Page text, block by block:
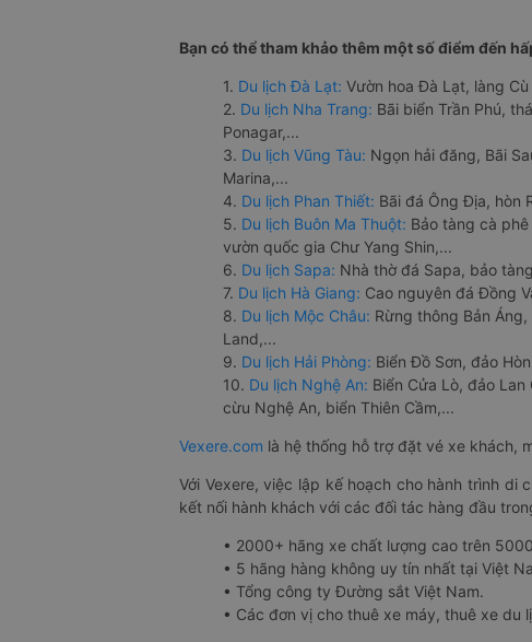
Bạn có thể tham khảo thêm một số điểm đến
1. Du lịch Đà Lạt: Vườn hoa Đà Lạt, làng
2. Du lịch Nha Trang: Bãi biển Trần Phú,
Ponagar,...
3. Du lịch Vũng Tàu: Ngọn hải đăng, Bãi
Marina,...
4. Du lịch Phan Thiết: Bãi đá Ông Địa, hòn
5. Du lịch Buôn Ma Thuột: Bảo tàng cà
vườn quốc gia Chư Yang Shin,...
6. Du lịch Sapa: Nhà thờ đá Sapa, bảo
7. Du lịch Hà Giang: Cao nguyên đá Đồng
8. Du lịch Mộc Châu: Rừng thông Bản
Land,...
9. Du lịch Hải Phòng: Biển Đồ Sơn, đảo
10. Du lịch Nghệ An: Biển Cửa Lò, đảo
cừu Nghệ An, biển Thiên Cầm,...
Vexere.com là hệ thống hỗ trợ đặt vé xe khách,
Với Vexere, việc lập kế hoạch cho hành trình di
kết nối hành khách với các đối tác hàng đầu
• 2000+ hãng xe chất lượng cao trên
• 5 hãng hàng không uy tín nhất tại Việt
• Tổng công ty Đường sắt Việt Nam.
• Các đơn vị cho thuê xe máy, thuê xe du